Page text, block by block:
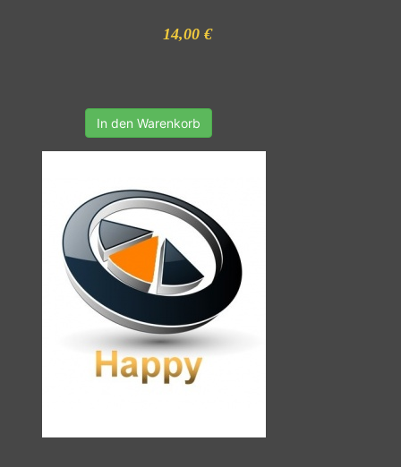
14,00 €
In den Warenkorb